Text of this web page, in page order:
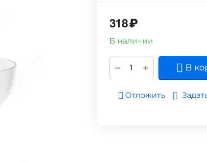
318₽
В наличии
+
− В
Отложить